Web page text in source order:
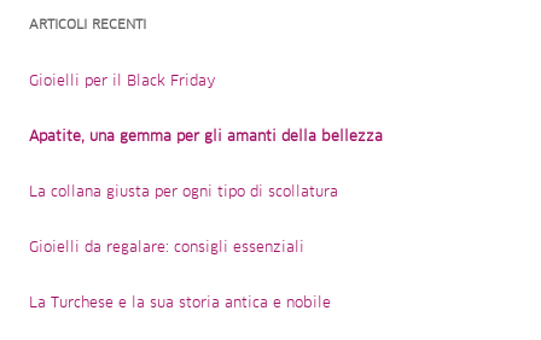
ARTICOLI RECENTI
Gioielli per il Black Friday
Apatite, una gemma per gli amanti della bellezza
La collana giusta per ogni tipo di scollatura
Gioielli da regalare: consigli essenziali
La Turchese e la sua storia antica e nobile